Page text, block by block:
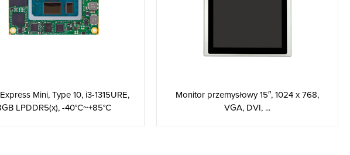
Mini, Type 10, i3-1315URE,
LPDDR5(x), -40°C~+85°C
Monitor przemysłowy 15″, 1024 x 768,
VGA, DVI, ...